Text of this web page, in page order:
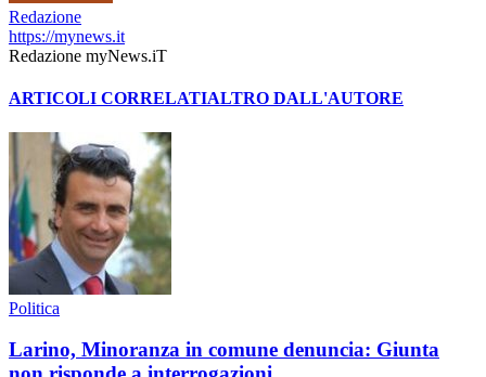
Redazione
https://mynews.it
Redazione myNews.iT
ARTICOLI CORRELATIALTRO DALL'AUTORE
Politica
Larino, Minoranza in comune denuncia: Giunta